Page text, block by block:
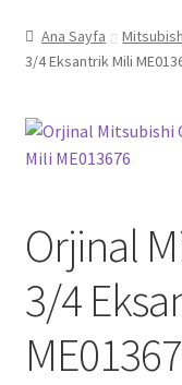
Ana Sayfa
3/4 Eksantrik Mili
Orjinal
3/4